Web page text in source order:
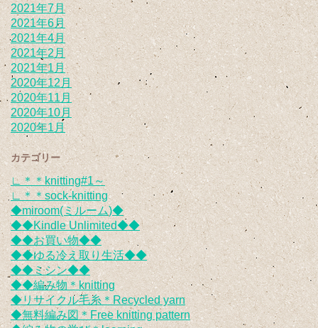
2021年7月
2021年6月
2021年4月
2021年2月
2021年1月
2020年12月
2020年11月
2020年10月
2020年1月
カテゴリー
∟＊＊knitting#1～
∟＊＊sock-knitting
◆miroom(ミルーム)◆
◆◆Kindle Unlimited◆◆
◆◆お買い物◆◆
◆◆ゆる冷え取り生活◆◆
◆◆ミシン◆◆
◆◆編み物＊knitting
◆リサイクル毛糸＊Recycled yarn
◆無料編み図＊Free knitting pattern